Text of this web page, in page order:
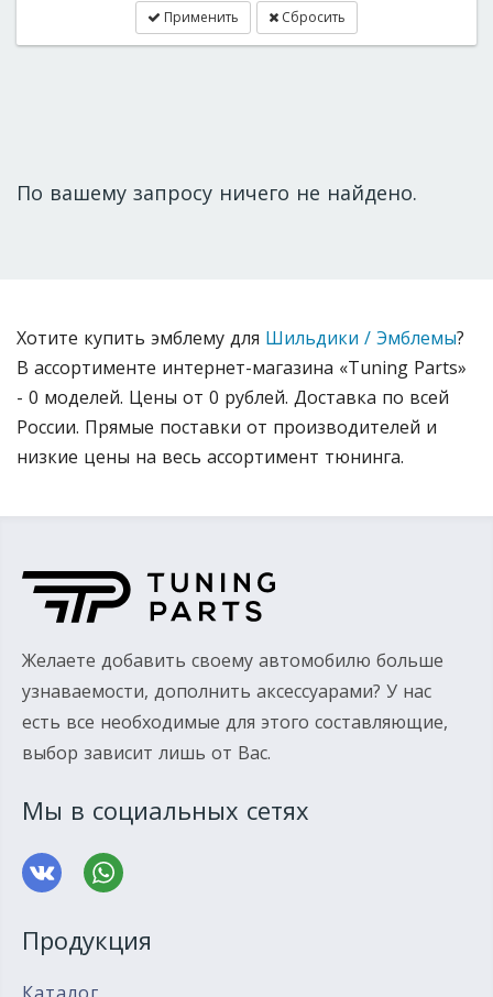
Применить Сбросить
По вашему запросу ничего не найдено.
Хотите купить эмблему для Шильдики / Эмблемы?
В ассортименте интернет-магазина «Tuning Parts»
- 0 моделей. Цены от 0 рублей. Доставка по всей
России. Прямые поставки от производителей и
низкие цены на весь ассортимент тюнинга.
Желаете добавить своему автомобилю больше
узнаваемости, дополнить аксессуарами? У нас
есть все необходимые для этого составляющие,
выбор зависит лишь от Вас.
Мы в социальных сетях
Продукция